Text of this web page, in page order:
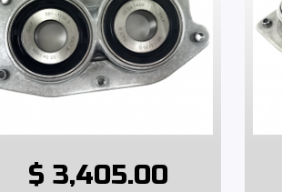
$ 3,405.00